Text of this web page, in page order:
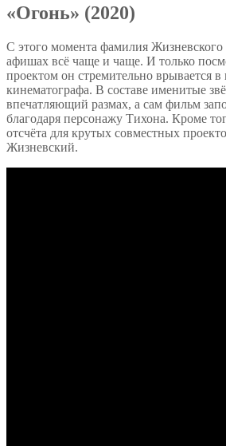
«Огонь» (2020)
С этого момента фамилия Жизневского
афишах всё чаще и чаще. И только
проектом он стремительно врывается
кинематографа. В составе именитые
впечатляющий размах, а сам фильм
благодаря персонажу Тихона. Кроме
отсчёта для крутых совместных
Жизневский.